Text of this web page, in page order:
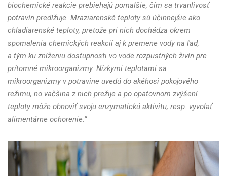
biochemické reakcie prebiehajú pomalšie, čím sa trvanlivosť
potravín predlžuje. Mraziarenské teploty sú účinnejšie ako
chladiarenské teploty, pretože pri nich dochádza okrem
spomalenia chemických reakcií aj k premene vody na ľad,
a tým ku zníženiu dostupnosti vo vode rozpustných živín pre
prítomné mikroorganizmy. Nízkymi teplotami sa
mikroorganizmy v potravine uvedú do akéhosi pokojového
režimu, no väčšina z nich prežije a po opätovnom zvýšení
teploty môže obnoviť svoju enzymatickú aktivitu, resp. vyvolať
alimentárne ochorenie.“